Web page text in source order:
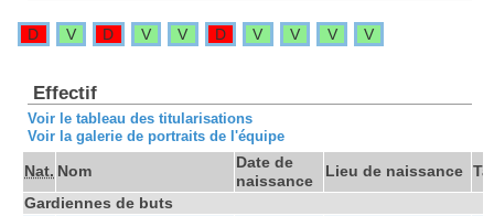
D V D V V D V V V V
Effectif
Voir le tableau des titularisations
Voir la galerie de portraits de l'équipe
Nat. Nom
Date de
naissance
Lieu de naissance
Gardiennes de buts